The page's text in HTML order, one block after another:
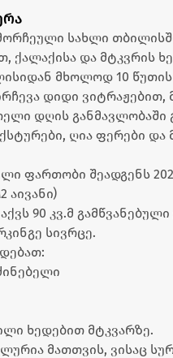
სახლი
ქალაქისა და მტკვრის
მხოლოდ 10 წუთის
დიდი
დღის განმავლობაში
ღია ფერები
ფართობი შეადგენს
აივანი)
90 კვ.მ
სივრცე.
ხედებით მტკვარზე.
მათთვის, ვისაც